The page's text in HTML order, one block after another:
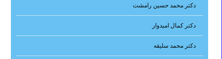
دکتر محمد حسین رامشت
دکتر کمال امیدوار
دکتر محمد سلیقه